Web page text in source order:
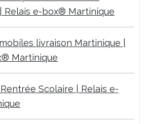
Relais e-box® Martinique
livraison Martinique |
Martinique
Scolaire | Relais e-